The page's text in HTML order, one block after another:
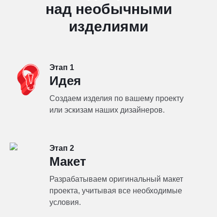
8 (800) 333-72-11
над необычными
изделиями
Этап 1
Идея
Создаем изделия по вашему проекту
или эскизам наших дизайнеров.
Этап 2
Макет
Разрабатываем оригинальный макет
проекта, учитывая все необходимые
условия.